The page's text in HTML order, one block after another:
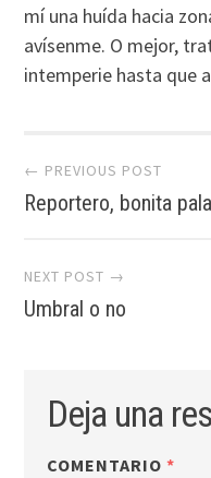
mí una huída hacia
avísenme. O mejor,
intemperie hasta que
Post
← PREVIOUS POST
Reportero, bonita
NEXT POST →
Umbral o no
Deja una
COMENTARIO *